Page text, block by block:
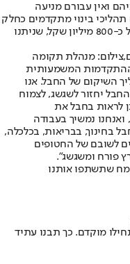
ואין עבורם מניעה
בינוי מתקדמים כחלק
מתהליך מימוש הסלים היישוביים בהיקף של כ-800 מיליון שקל, שניתנו
מנהלת תקומה
המשמעותית
השיקום של החבל. אנו
יחזור לשגשג, לצמוח
לראות בחבל את
נמשיך בעבודה
בחינוך, בבריאות, בכלכלה,
לשובם של החטופים
פורח ומשגשג".
שתשתפו אותנו
מוקדם. כך תבנו עתיד